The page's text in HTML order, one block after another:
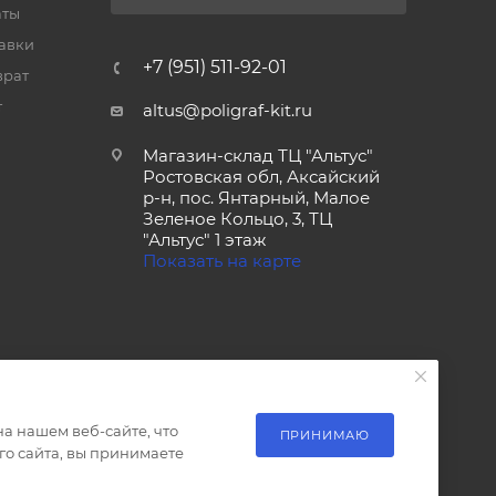
+7 (951) 511-92-01
altus@poligraf-kit.ru
Магазин-склад ТЦ "Альтус"
Ростовская обл, Аксайский
р-н, пос. Янтарный, Малое
Зеленое Кольцо, 3, ТЦ
"Альтус" 1 этаж
Показать на карте
нашем веб-сайте, что
сайта, вы принимаете
ПРИНИМАЮ